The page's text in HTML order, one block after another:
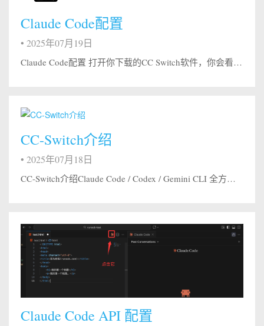
Claude Code配置
• 2025年07月19日
Claude Code配置 打开你下载的CC Switch软件，你会看到如下图的初始界面 在分组条中，将分组选择至“Claude” 在供应商分组中，选择如图的“DeepSeek” 创建API令牌，在 DeepSeek中创建 Claude 分组的令牌，点击复制按钮，复制ApiKey到剪切板 下拉模态框，找到“API Key”配置项，填入你刚才复制的ApiKey，再点击右...
CC-Switch介绍
• 2025年07月18日
CC-Switch介绍Claude Code / Codex / Gemini CLI 全方位辅助工具 更新日志 | 下载地址 从供应商切换器到 AI CLI 一体化管理平台 统一管理 Claude Code、Codex 与 Gemini CLI 的供应商配置、MCP 服务器、Skills 扩展和系统提示词。 使用 CC-Switch，您可以： ✅ 一键切换 API 配置 - 在多个 A...
Claude Code API 配置